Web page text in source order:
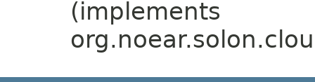
(implements